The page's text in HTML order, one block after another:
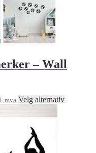
– Wall
mva Velg alternativDette